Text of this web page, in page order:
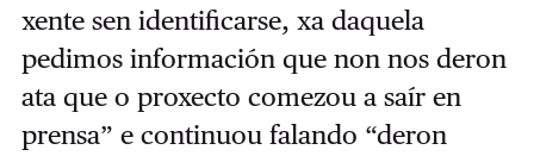
xente sen identificarse, xa daquela
pedimos información que non nos deron
ata que o proxecto comezou a saír en
prensa” e continuou falando “deron